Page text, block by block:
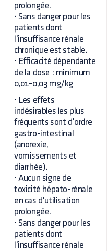
prolongée.
· Sans danger pour les
patients dont
l'insuffisance rénale
chronique est stable.
· Efficacité dépendante
de la dose : minimum
0,01-0,03 mg/kg
· Les effets
indésirables les plus
fréquents sont d'ordre
gastro-intestinal
(anorexie,
vomissements et
diarrhée).
· Aucun signe de
toxicité hépato-rénale
en cas d'utilisation
prolongée.
· Sans danger pour les
patients dont
l'insuffisance rénale